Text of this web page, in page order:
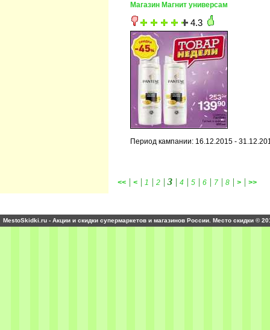
Магазин Магнит универсам
4.3
Период кампании: 16.12.2015 -
<< | < | 1 | 2 | 3 | 4 | 5 | 6 | 7 | 8 | > | >>
MestoSkidki.ru - Акции и скидки супермаркетов и магазинов России. Место скидки ©